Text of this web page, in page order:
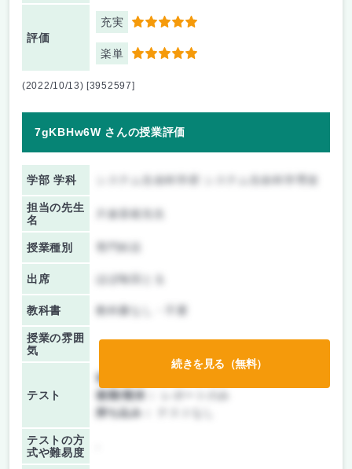
評価
充実 5
楽単 5
(2022/10/13) [3952597]
7gKBHw6W さんの授業評価
学部 学科 システム生命科学府 システム生命科学専攻
担当の先生
名
片倉喜範先生
授業種別
出席 ほぼ毎回とる
教科書 教科書なし・不要
授業の雰囲
気
テスト
前期/中間：
後期/期末：
持ち込み：
テストの方
式や難易度
続きを見る（無料）